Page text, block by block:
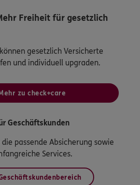
Freiheit für gesetzlich
gesetzlich Versicherte
und individuell upgraden.
zu check+care
Geschäftskunden
passende Absicherung sowie
Services.